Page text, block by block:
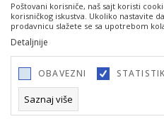
Poštovani korisniče, naš sajt koristi
korisničkog iskustva. Ukoliko nastavite
prodavnicu slažete se sa upotrebom
Detaljnije
OBAVEZNI
Saznaj više